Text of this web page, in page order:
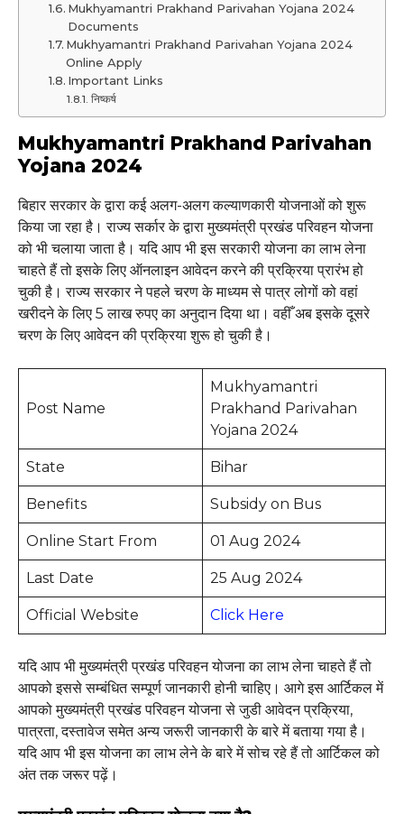
Mukhyamantri Prakhand Parivahan Yojana 2024
Documents
Mukhyamantri Prakhand Parivahan Yojana 2024
Online Apply
Important Links
निष्कर्ष
Mukhyamantri Prakhand Parivahan
Yojana 2024
बिहार सरकार के द्वारा कई अलग-अलग कल्याणकारी योजनाओं को शुरू
किया जा रहा है। राज्य सर्कार के द्वारा मुख्यमंत्री प्रखंड परिवहन योजना
को भी चलाया जाता है। यदि आप भी इस सरकारी योजना का लाभ लेना
चाहते हैं तो इसके लिए ऑनलाइन आवेदन करने की प्रक्रिया प्रारंभ हो
चुकी है। राज्य सरकार ने पहले चरण के माध्यम से पात्र लोगों को वहां
खरीदने के लिए 5 लाख रुपए का अनुदान दिया था। वहीँ अब इसके दूसरे
चरण के लिए आवेदन की प्रक्रिया शुरू हो चुकी है।
Post Name
Mukhyamantri
Prakhand Parivahan
Yojana 2024
State Bihar
Benefits Subsidy on Bus
Online Start From 01 Aug 2024
Last Date 25 Aug 2024
Official Website Click Here
यदि आप भी मुख्यमंत्री प्रखंड परिवहन योजना का लाभ लेना चाहते हैं तो
आपको इससे सम्बंधित सम्पूर्ण जानकारी होनी चाहिए। आगे इस आर्टिकल में
आपको मुख्यमंत्री प्रखंड परिवहन योजना से जुडी आवेदन प्रक्रिया,
पात्रता, दस्तावेज समेत अन्य जरूरी जानकारी के बारे में बताया गया है।
यदि आप भी इस योजना का लाभ लेने के बारे में सोच रहे हैं तो आर्टिकल को
अंत तक जरूर पढ़ें।